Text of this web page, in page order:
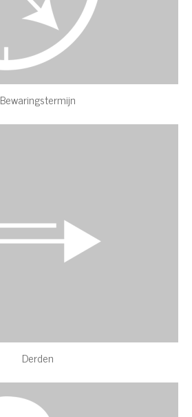
Bewaringstermijn
Derden